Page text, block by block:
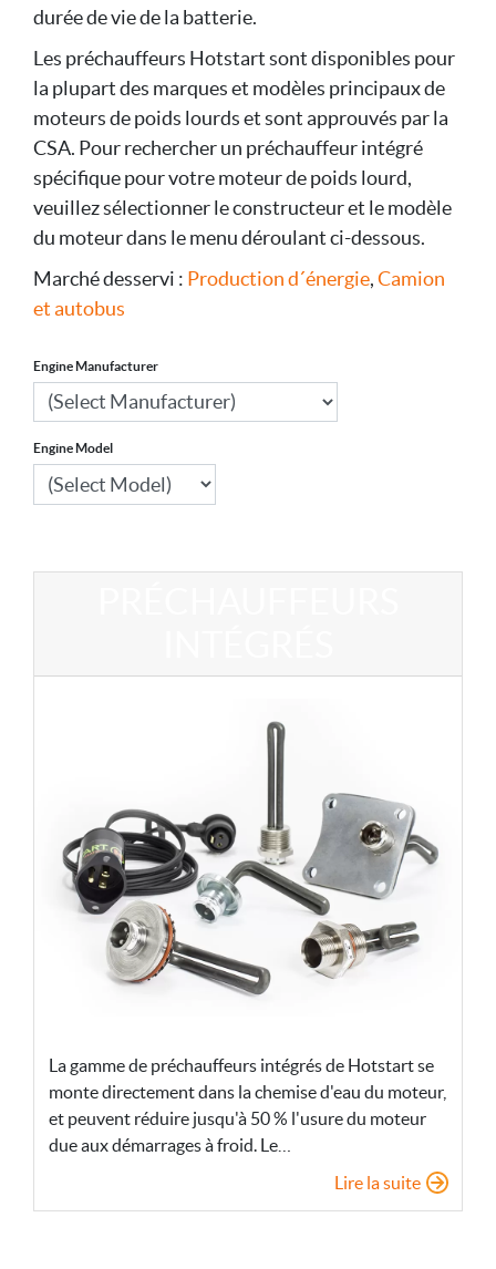
durée de vie de la batterie.
Les préchauffeurs Hotstart sont disponibles pour
la plupart des marques et modèles principaux de
moteurs de poids lourds et sont approuvés par la
CSA. Pour rechercher un préchauffeur intégré
spécifique pour votre moteur de poids lourd,
veuillez sélectionner le constructeur et le modèle
du moteur dans le menu déroulant ci-dessous.
Marché desservi : Production d´énergie,Camion
et autobus
Engine Manufacturer
Engine Model
La gamme de préchauffeurs intégrés de Hotstart se
monte directement dans la chemise d'eau du moteur,
et peuvent réduire jusqu'à 50 % l'usure du moteur
due aux démarrages à froid. Le…
Lire la suite